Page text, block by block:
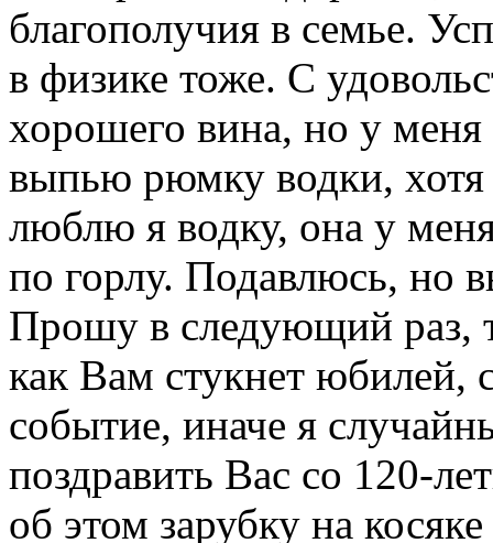
благополучия в семье.
в физике тоже. С
хорошего вина, но у меня
выпью рюмку водки, хотя
люблю я водку, она у
по горлу. Подавлюсь, но
Прошу в следующий раз,
как Вам стукнет юбилей,
событие, иначе я
поздравить Вас со 120-
об этом зарубку на